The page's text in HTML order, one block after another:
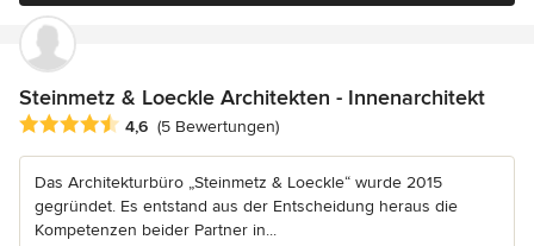
Steinmetz & Loeckle Architekten - Innenarchitekt
Durchschnittliche Bewertung: 4.6 von 5 Sternen
4,6 (5 Bewertungen)
Das Architekturbüro „Steinmetz & Loeckle“ wurde 2015
gegründet. Es entstand aus der Entscheidung heraus die
Kompetenzen beider Partner in...